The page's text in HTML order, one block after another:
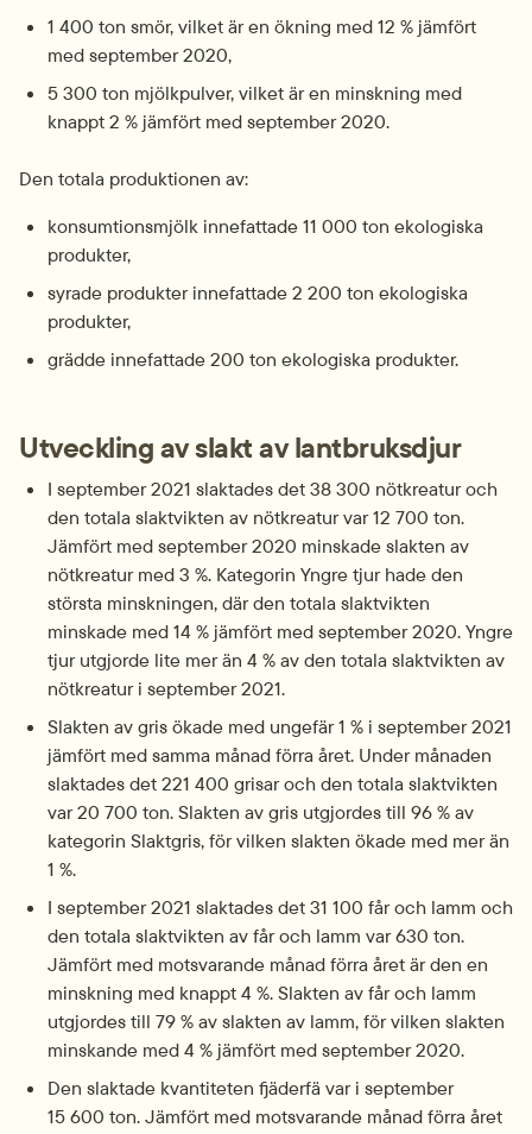
1 400 ton smör, vilket är en ökning med 12 % jämfört
med september 2020,
5 300 ton mjölkpulver, vilket är en minskning med
knappt 2 % jämfört med september 2020.
Den totala produktionen av:
konsumtionsmjölk innefattade 11 000 ton ekologiska
produkter,
syrade produkter innefattade 2 200 ton ekologiska
produkter,
grädde innefattade 200 ton ekologiska produkter.
Utveckling av slakt av lantbruksdjur
I september 2021 slaktades det 38 300 nötkreatur och
den totala slaktvikten av nötkreatur var 12 700 ton.
Jämfört med september 2020 minskade slakten av
nötkreatur med 3 %. Kategorin Yngre tjur hade den
största minskningen, där den totala slaktvikten
minskade med 14 % jämfört med september 2020. Yngre
tjur utgjorde lite mer än 4 % av den totala slaktvikten av
nötkreatur i september 2021.
Slakten av gris ökade med ungefär 1 % i september 2021
jämfört med samma månad förra året. Under månaden
slaktades det 221 400 grisar och den totala slaktvikten
var 20 700 ton. Slakten av gris utgjordes till 96 % av
kategorin Slaktgris, för vilken slakten ökade med mer än
1 %.
I september 2021 slaktades det 31 100 får och lamm och
den totala slaktvikten av får och lamm var 630 ton.
Jämfört med motsvarande månad förra året är den en
minskning med knappt 4 %. Slakten av får och lamm
utgjordes till 79 % av slakten av lamm, för vilken slakten
minskande med 4 % jämfört med september 2020.
Den slaktade kvantiteten fjäderfä var i september
15 600 ton. Jämfört med motsvarande månad förra året